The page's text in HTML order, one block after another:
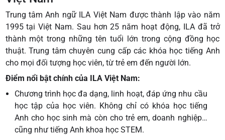
Trung tâm Anh ngữ ILA Việt Nam được thành lập vào năm
1995 tại Việt Nam. Sau hơn 25 năm hoạt động, ILA đã trở
thành một trong những tên tuổi lớn trong cộng đồng học
thuật. Trung tâm chuyên cung cấp các khóa học tiếng Anh
cho mọi đối tượng học viên, từ trẻ em đến người lớn.
Điểm nổi bật chính của ILA Việt Nam:
Chương trình học đa dạng, linh hoạt, đáp ứng nhu cầu
học tập của học viên. Không chỉ có khóa học tiếng
Anh cho học sinh mà còn cho trẻ em, doanh nghiệp…
cũng như tiếng Anh khoa học STEM.